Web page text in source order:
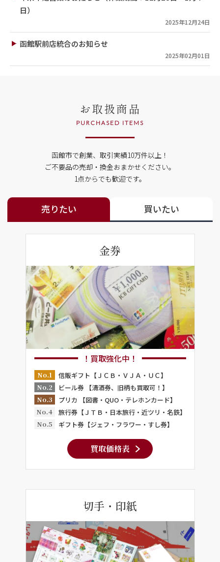
日）
2025年12月24日
函館駅前店統合のお知らせ
2025年02月01日
お取扱商品
PURCHASED ITEMS
函館市で創業、取引実績10万件以上！
ご不要品の売却・換金おまかせください。
1点からでも歓迎です。
売りたい 買いたい
金券
！買取強化中！
No.1
信販ギフト【ＪＣＢ・ＶＪＡ・ＵＣ】
No.2
ビール券 【清酒券、旧柄も買取可！】
No.3
プリカ 【図書・QUO・テレホンカード】
No.4
旅行券【ＪＴＢ・日本旅行・近ツリ・名鉄】
No.5
ギフト券【ジェフ・フラワー・すし券】
買取価格表
切手・印紙